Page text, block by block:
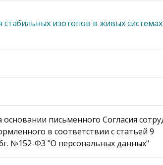
изотопов в живых системах
письменного Согласия
в соответствии с статьей 9
№152-ФЗ "О персональных данных"